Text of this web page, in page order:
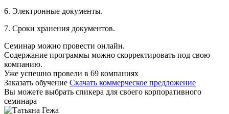
6. Электронные документы.
7. Сроки хранения документов.
Семинар можно провести онлайн.
Содержание программы можно скорректировать под свою
компанию.
Уже успешно провели в 69 компаниях
Заказать обучение Скачать коммерческое предложение
Вы можете выбрать спикера для своего корпоративного
семинара